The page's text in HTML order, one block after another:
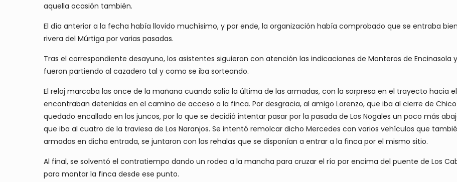
aquella ocasión también.
El día anterior a la fecha había llovido muchísimo, y por ende, la organización había comprobado que se entraba
rivera del Múrtiga por varias pasadas.
Tras el correspondiente desayuno, los asistentes siguieron con atención las indicaciones de Monteros de Encinasola
fueron partiendo al cazadero tal y como se iba sorteando.
El reloj marcaba las once de la mañana cuando salía la última de las armadas, con la sorpresa en el trayecto hacia
encontraban detenidas en el camino de acceso a la finca. Por desgracia, al amigo Lorenzo, que iba al cierre de
quedado encallado en los juncos, por lo que se decidió intentar pasar por la pasada de Los Nogales un poco más
que iba al cuatro de la traviesa de Los Naranjos. Se intentó remolcar dicho Mercedes con varios vehículos que
armadas en dicha entrada, se juntaron con las rehalas que se disponían a entrar a la finca por el mismo sitio.
Al final, se solventó el contratiempo dando un rodeo a la mancha para cruzar el río por encima del puente de Los
para montar la finca desde ese punto.